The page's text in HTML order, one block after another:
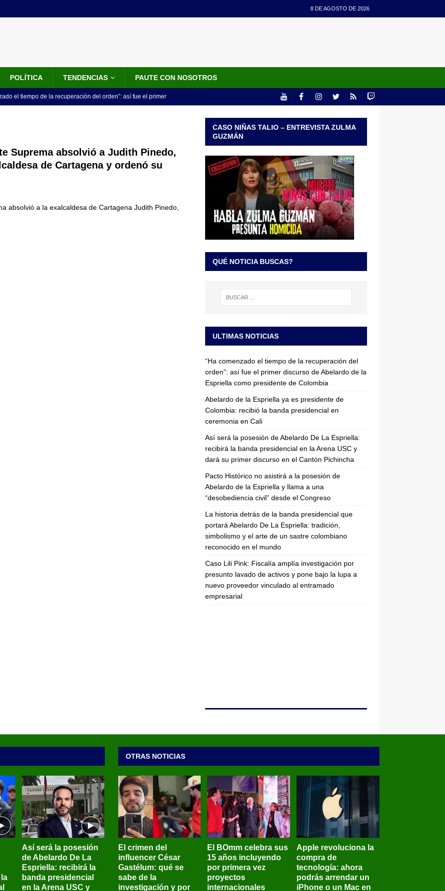
8 DE AGOSTO DE 2026
POLÍTICA TENDENCIAS PAUTE CON NOSOTROS
el tiempo de la recuperación del orden”: así fue el primer
LO ÚLTIMO
posesión de Abelardo De La Espriella: recibirá la banda presidencial
Suprema absolvió a Judith Pinedo,
de Cartagena y ordenó su
absolvió a la exalcaldesa de Cartagena Judith Pinedo,
CASO NIÑAS TALIO – ENTREVISTA ZULMA
GUZMÁN
QUÉ NOTICIA BUSCAS?
ULTIMAS NOTICIAS
“Ha comenzado el tiempo de la recuperación del
orden”: así fue el primer discurso de Abelardo de la
Espriella como presidente de Colombia
Abelardo de la Espriella ya es presidente de
Colombia: recibió la banda presidencial en
ceremonia en Cali
Así será la posesión de Abelardo De La Espriella:
recibirá la banda presidencial en la Arena USC y
dará su primer discurso en el Cantón Pichincha
Pacto Histórico no asistirá a la posesión de
Abelardo de la Espriella y llama a una
“desobediencia civil” desde el Congreso
La historia detrás de la banda presidencial que
portará Abelardo De La Espriella: tradición,
simbolismo y el arte de un sastre colombiano
reconocido en el mundo
Caso Lili Pink: Fiscalía amplía investigación por
presunto lavado de activos y pone bajo la lupa a
nuevo proveedor vinculado al entramado
empresarial
Así será la posesión
de Abelardo De La
Espriella: recibirá la
banda presidencial
en la Arena USC y
OTRAS NOTICIAS
El crimen del
influencer César
Gastélum: qué se
sabe de la
investigación y por
El BOmm celebra sus
15 años incluyendo
por primera vez
proyectos
internacionales
Apple revoluciona la
compra de
tecnología: ahora
podrás arrendar un
iPhone o un Mac en